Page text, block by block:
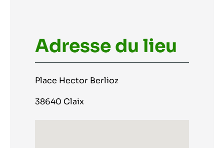
Adresse du lieu
Place Hector Berlioz
38640 Claix